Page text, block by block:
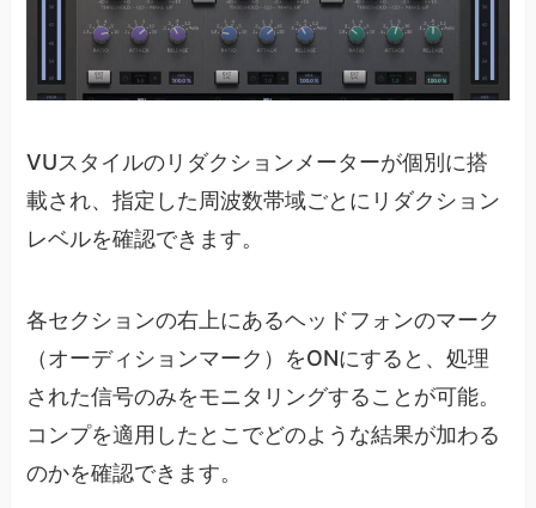
VUスタイルのリダクションメーターが個別に搭
載され、指定した周波数帯域ごとにリダクション
レベルを確認できます。
各セクションの右上にあるヘッドフォンのマーク
（オーディションマーク）をONにすると、処理
された信号のみをモニタリングすることが可能。
コンプを適用したとこでどのような結果が加わる
のかを確認できます。